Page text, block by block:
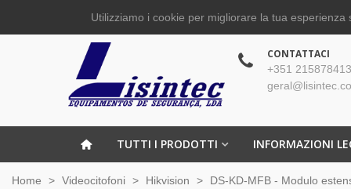
CONTATTACI
+351
TUTTI I PRODOTTI INFORMAZIONI
Home > Videocitofoni > Hikvision > DS-KD-MFB - Modulo
Utilizziamo i cookie per migliorare la tua esperienza